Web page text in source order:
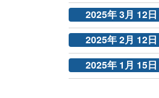
2025年 3月 12日
2025年 2月 12日
2025年 1月 15日